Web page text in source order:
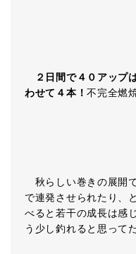
２日間で４０アップ
わせて４本！不完全燃
秋らしい巻きの展開
で連発させられたり、
べると若干の成長は感
う少し釣れると思って